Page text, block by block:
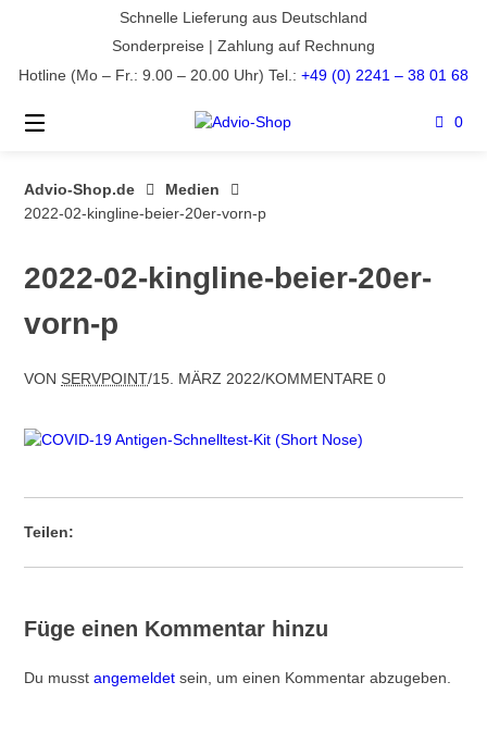
Schnelle Lieferung aus Deutschland
Sonderpreise | Zahlung auf Rechnung
Hotline (Mo – Fr.: 9.00 – 20.00 Uhr) Tel.: +49 (0) 2241 – 38 01 68
0
Advio-Shop.de
Medien
2022-02-kingline-beier-20er-vorn-p
2022-02-kingline-beier-20er-
vorn-p
VON SERVPOINT/15. MÄRZ 2022/KOMMENTARE 0
Teilen:
Füge einen Kommentar hinzu
Du musstangemeldet sein, um einen Kommentar abzugeben.